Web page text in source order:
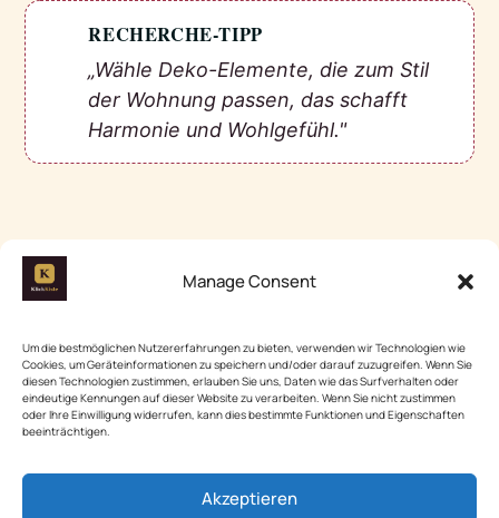
Manage Consent
Um die bestmöglichen Nutzererfahrungen zu bieten, verwenden wir Technologien wie
Cookies, um Geräteinformationen zu speichern und/oder darauf zuzugreifen. Wenn Sie
diesen Technologien zustimmen, erlauben Sie uns, Daten wie das Surfverhalten oder
eindeutige Kennungen auf dieser Website zu verarbeiten. Wenn Sie nicht zustimmen
oder Ihre Einwilligung widerrufen, kann dies bestimmte Funktionen und Eigenschaften
beeinträchtigen.
Akzeptieren
RECHERCHE-TIPP
„Wähle Deko-Elemente, die zum Stil
der Wohnung passen, das schafft
Harmonie und Wohlgefühl."
gratis ins Postfach
Ein kurzer Klick, keine Werbeflut. Jederzeit
mit einem Klick abbestellbar.